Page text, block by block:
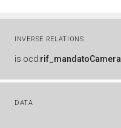
INVERSE RELATIONS
is ocd:rif_mandatoCamera
DATA